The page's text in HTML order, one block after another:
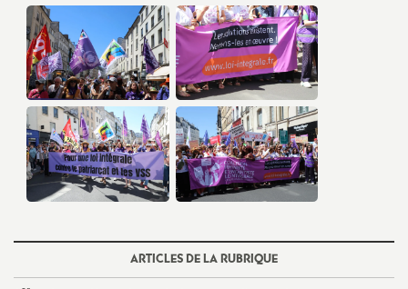
s
d
e
S
e
c
ARTICLES DE LA RUBRIQUE